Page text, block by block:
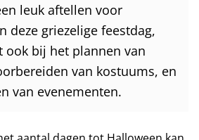
leuk aftellen voor
deze griezelige feestdag,
ook bij het plannen van
van kostuums, en
van evenementen.